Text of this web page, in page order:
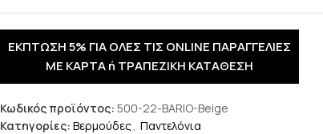
ΕΚΠΤΩΣΗ 5% ΓΙΑ ΟΛΕΣ ΤΙΣ ONLINE ΠΑΡΑΓΓΕΛΙΕΣ
ΜΕ ΚΑΡΤΑ ή ΤΡΑΠΕΖΙΚΗ ΚΑΤΑΘΕΣΗ
Κωδικός προϊόντος: 500-22-BARIO-Beige
Κατηγορίες: Βερμούδες, Παντελόνια